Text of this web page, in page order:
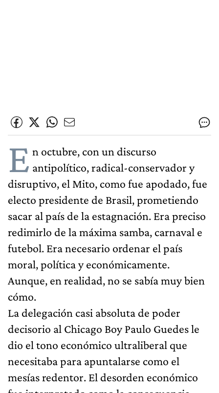
E n octubre, con un discurso
antipolítico, radical-conservador y
disruptivo, el Mito, como fue apodado, fue
electo presidente de Brasil, prometiendo
sacar al país de la estagnación. Era preciso
redimirlo de la máxima samba, carnaval e
futebol. Era necesario ordenar el país
moral, política y económicamente.
Aunque, en realidad, no se sabía muy bien
cómo.
La delegación casi absoluta de poder
decisorio al Chicago Boy Paulo Guedes le
dio el tono económico ultraliberal que
necesitaba para apuntalarse como el
mesías redentor. El desorden económico